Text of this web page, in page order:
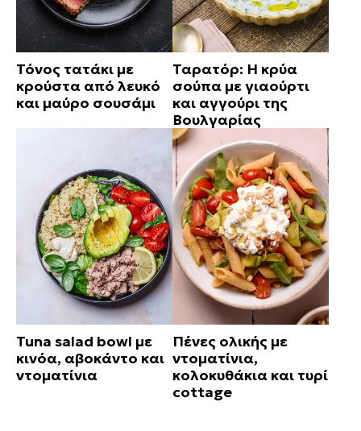
Τόνος τατάκι με
κρούστα από λευκό
και μαύρο σουσάμι
Ταρατόρ: Η κρύα
σούπα με γιαούρτι
και αγγούρι της
Βουλγαρίας
Tuna salad bowl με
κινόα, αβοκάντο και
ντοματίνια
Πένες ολικής με
ντοματίνια,
κολοκυθάκια και τυρί
cottage